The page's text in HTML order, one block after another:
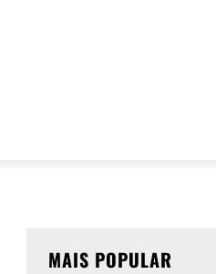
MAIS POPULAR